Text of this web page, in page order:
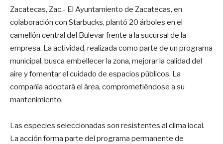
Zacatecas, Zac.- El Ayuntamiento de Zacatecas, en
colaboración con Starbucks, plantó 20 árboles en el
camellón central del Bulevar frente a la sucursal de la
empresa. La actividad, realizada como parte de un programa
municipal, busca embellecer la zona, mejorar la calidad del
aire y fomentar el cuidado de espacios públicos. La
compañía adoptará el área, comprometiéndose a su
mantenimiento.
Las especies seleccionadas son resistentes al clima local.
La acción forma parte del programa permanente de